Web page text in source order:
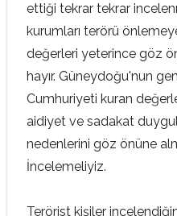
ettiği tekrar tekrar
kurumları terörü
değerleri yeterince göz
hayır. Güneydoğu'nun
Cumhuriyeti kuran
aidiyet ve sadakat
nedenlerini göz önüne
İncelemeliyiz.
Terörist kişiler